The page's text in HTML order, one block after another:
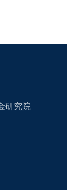
研究院